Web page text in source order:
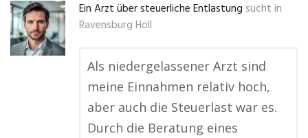
Ein Arzt über steuerliche Entlastung sucht in
Ravensburg Höll
Als niedergelassener Arzt sind
meine Einnahmen relativ hoch,
aber auch die Steuerlast war es.
Durch die Beratung eines